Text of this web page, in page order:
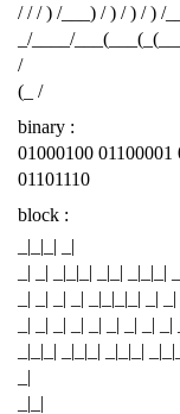
/ / / ) /___) / ) / ) / ) /
_/____/
/
(_ /
binary :
01000100 01100001
01101110
block :
_|_|_| _|
_| _| _|_|_| _|_| _|_|_|
_| _| _| _| _|_|_|_| _|
_| _| _| _| _| _| _| _| _|
_|_|_| _|_|_| _|_|_|
_|
_|_|